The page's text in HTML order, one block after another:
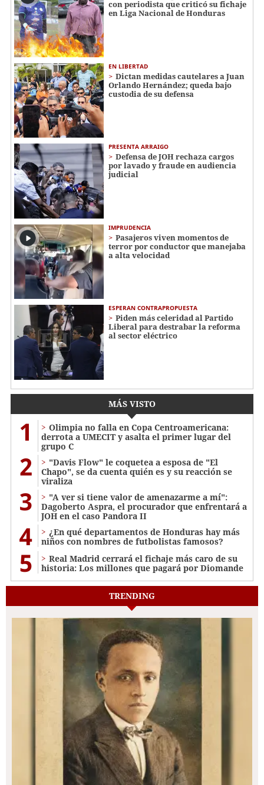
con periodista que criticó su fichaje
en Liga Nacional de Honduras
EN LIBERTAD
Dictan medidas cautelares a Juan
Orlando Hernández; queda bajo
custodia de su defensa
PRESENTA ARRAIGO
Defensa de JOH rechaza cargos
por lavado y fraude en audiencia
judicial
IMPRUDENCIA
Pasajeros viven momentos de
terror por conductor que manejaba
a alta velocidad
ESPERAN CONTRAPROPUESTA
Piden más celeridad al Partido
Liberal para destrabar la reforma
al sector eléctrico
MÁS VISTO
1
Olimpia no falla en Copa Centroamericana:
derrota a UMECIT y asalta el primer lugar del
grupo C
2
"Davis Flow" le coquetea a esposa de "El
Chapo", se da cuenta quién es y su reacción se
viraliza
3
"A ver si tiene valor de amenazarme a mí":
Dagoberto Aspra, el procurador que enfrentará a
JOH en el caso Pandora II
4
¿En qué departamentos de Honduras hay más
niños con nombres de futbolistas famosos?
5
Real Madrid cerrará el fichaje más caro de su
historia: Los millones que pagará por Diomande
TRENDING